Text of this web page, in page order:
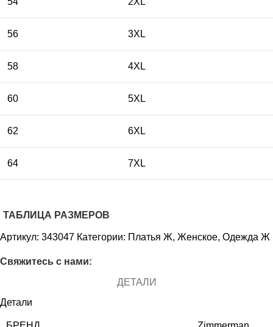
56 3XL
58 4XL
60 5XL
62 6XL
64 7XL
ТАБЛИЦА РАЗМЕРОВ
Артикул: 343047 Категории: Платья Ж, Женское, Одежда Ж
Свяжитесь с нами:
ДЕТАЛИ
Детали